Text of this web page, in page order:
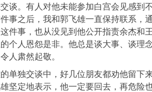
谈。有人对他未能参加白宫会见感到
事之后，我和郭飞雄一直保持联系，
件事，也从没见到他公开指责余杰和
个人恩怨是非。他总是谈大事、谈理
人肃然起敬。
单独交谈中，好几位朋友都劝他留下
坚定地表示，他一定要回去，再危险